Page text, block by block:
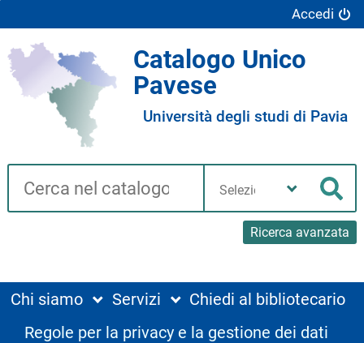
Accedi
Catalogo Unico
Pavese
Università degli studi di Pavia
Cerca su "Catalogo"
Ricerca avanzata
biblioteca
Chi siamo Servizi
Chiedi al bibliotecario
Regole per la privacy e la gestione dei dati